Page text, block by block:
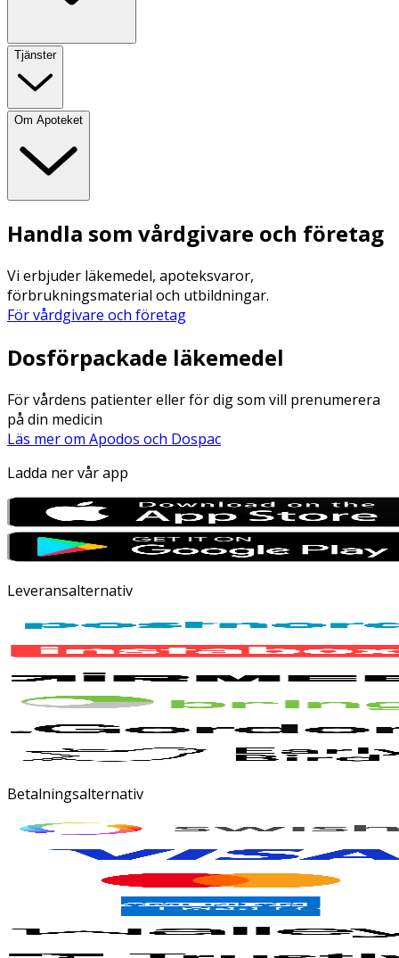
Tjänster
Om Apoteket
Handla som vårdgivare och företag
Vi erbjuder läkemedel, apoteksvaror,
förbrukningsmaterial och utbildningar.
För vårdgivare och företag
Dosförpackade läkemedel
För vårdens patienter eller för dig som vill prenumerera
på din medicin
Läs mer om Apodos och Dospac
Ladda ner vår app
Leveransalternativ
Betalningsalternativ